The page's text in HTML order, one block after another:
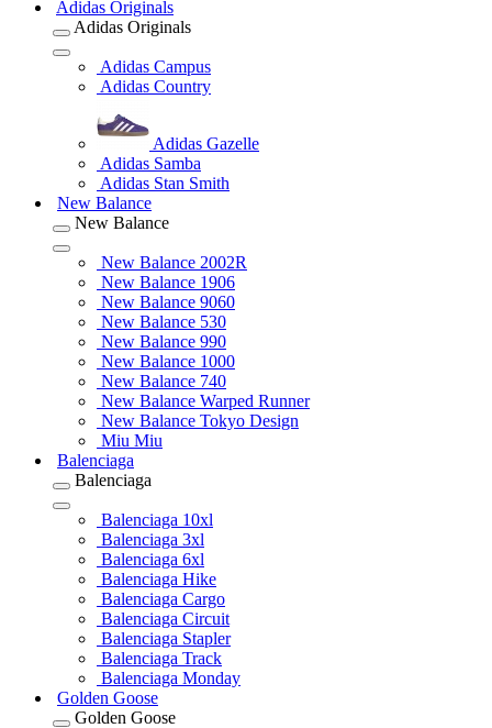
Adidas Originals
Adidas Originals
Adidas Campus
Adidas Country
Adidas Gazelle
Adidas Samba
Adidas Stan Smith
New Balance
New Balance
New Balance 2002R
New Balance 1906
New Balance 9060
New Balance 530
New Balance 990
New Balance 1000
New Balance 740
New Balance Warped Runner
New Balance Tokyo Design
Miu Miu
Balenciaga
Balenciaga
Balenciaga 10xl
Balenciaga 3xl
Balenciaga 6xl
Balenciaga Hike
Balenciaga Cargo
Balenciaga Circuit
Balenciaga Stapler
Balenciaga Track
Balenciaga Monday
Golden Goose
Golden Goose